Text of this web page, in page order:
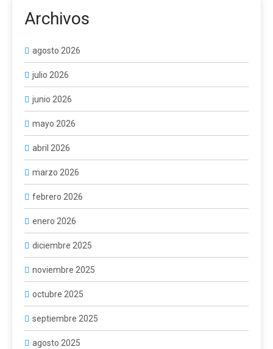
Archivos
agosto 2026
julio 2026
junio 2026
mayo 2026
abril 2026
marzo 2026
febrero 2026
enero 2026
diciembre 2025
noviembre 2025
octubre 2025
septiembre 2025
agosto 2025